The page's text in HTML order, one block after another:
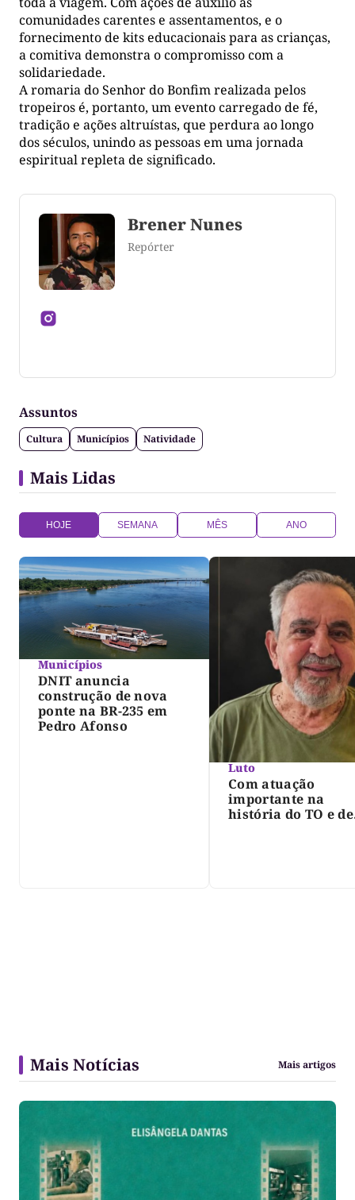
comunidades carentes e assentamentos, e o
fornecimento de kits educacionais para as crianças,
a comitiva demonstra o compromisso com a
solidariedade.
A romaria do Senhor do Bonfim realizada pelos
tropeiros é, portanto, um evento carregado de fé,
tradição e ações altruístas, que perdura ao longo
dos séculos, unindo as pessoas em uma jornada
espiritual repleta de significado.
Brener Nunes
Repórter
Tocantins
Assuntos
Cultura Municípios Natividade
Mais Lidas
HOJE SEMANA MÊS ANO
Municípios
DNIT anuncia
construção de nova
ponte na BR-235 em
Pedro Afonso
Luto
Com atuação
importante na
história do TO e de
Mais Notícias Mais artigos